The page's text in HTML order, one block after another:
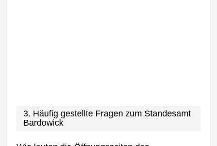
3. Häufig gestellte Fragen zum Standesamt
Bardowick